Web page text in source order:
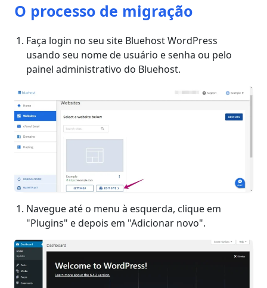
O processo de migração
Faça login no seu site Bluehost WordPress
usando seu nome de usuário e senha ou pelo
painel administrativo do Bluehost.
Navegue até o menu à esquerda, clique em
"Plugins" e depois em "Adicionar novo".